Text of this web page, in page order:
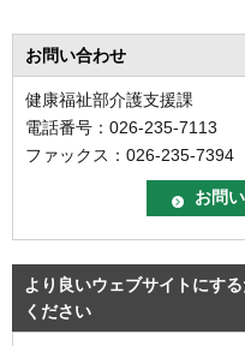
お問い合わせ
健康福祉部介護支援課
電話番号：026-235-7113
ファックス：026-235-7394
より良いウェブサイトにす
ください